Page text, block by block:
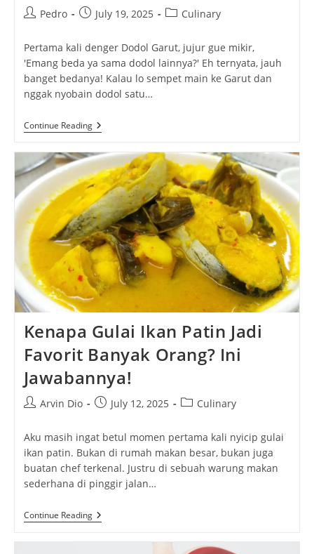
PostPedro
PostJuly 19, 2025
PostCulinary
Pertama kali denger Dodol Garut, jujur gue mikir,
'Emang beda ya sama dodol lainnya?' Eh ternyata, jauh
banget bedanya! Kalau lo sempet main ke Garut dan
nggak nyobain dodol satu…
Continue ReadingDodol
Garut:
Asli,
Rasa
Nempel,
Dan
Tips
Biar
Nggak
Salah
Pilih!
Kenapa Gulai Ikan Patin Jadi
Favorit Banyak Orang? Ini
Jawabannya!
PostArvin Dio
PostJuly 12, 2025
PostCulinary
Aku masih ingat betul momen pertama kali nyicip gulai
ikan patin. Bukan di rumah makan besar, bukan juga
buatan chef terkenal. Justru di sebuah warung makan
sederhana di pinggir jalan…
Continue ReadingKenapa
Gulai